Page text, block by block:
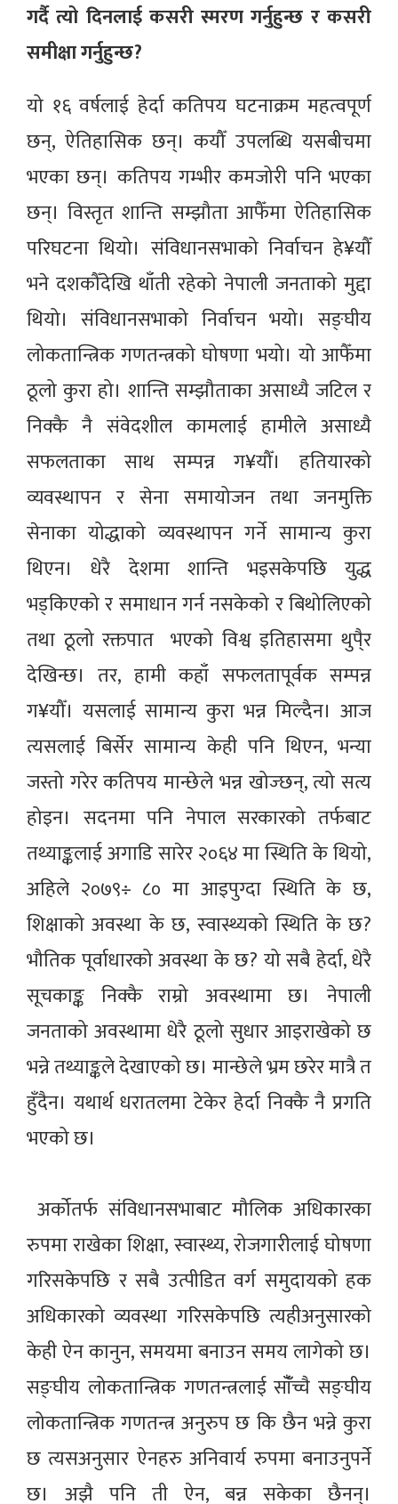
गर्दै त्यो दिनलाई कसरी स्मरण गर्नुहुन्छ र कसरी
समीक्षा गर्नुहुन्छ?
यो १६ वर्षलाई हेर्दा कतिपय घटनाक्रम महत्वपूर्ण
छन्, ऐतिहासिक छन्। कयौँ उपलब्धि यसबीचमा
भएका छन्। कतिपय गम्भीर कमजोरी पनि भएका
छन्। विस्तृत शान्ति सम्झौता आफैँमा ऐतिहासिक
परिघटना थियो। संविधानसभाको निर्वाचन हे¥यौँ
भने दशकौँदेखि थाँती रहेको नेपाली जनताको मुद्दा
थियो। संविधानसभाको निर्वाचन भयो। सङ्घीय
लोकतान्त्रिक गणतन्त्रको घोषणा भयो। यो आफैँमा
ठूलो कुरा हो। शान्ति सम्झौताका असाध्यै जटिल र
निक्कै नै संवेदशील कामलाई हामीले असाध्यै
सफलताका साथ सम्पन्न ग¥यौँ। हतियारको
व्यवस्थापन र सेना समायोजन तथा जनमुक्ति
सेनाका योद्धाको व्यवस्थापन गर्ने सामान्य कुरा
थिएन। धेरै देशमा शान्ति भइसकेपछि युद्ध
भड्किएको र समाधान गर्न नसकेको र बिथोलिएको
तथा ठूलो रक्तपात भएको विश्व इतिहासमा थुपै्र
देखिन्छ। तर, हामी कहाँ सफलतापूर्वक सम्पन्न
ग¥यौँ। यसलाई सामान्य कुरा भन्न मिल्दैन। आज
त्यसलाई बिर्सेर सामान्य केही पनि थिएन, भन्या
जस्तो गरेर कतिपय मान्छेले भन्न खोज्छन्, त्यो सत्य
होइन। सदनमा पनि नेपाल सरकारको तर्फबाट
तथ्याङ्कलाई अगाडि सारेर २०६४ मा स्थिति के थियो,
अहिले २०७९÷ ८० मा आइपुग्दा स्थिति के छ,
शिक्षाको अवस्था के छ, स्वास्थ्यको स्थिति के छ?
भौतिक पूर्वाधारको अवस्था के छ? यो सबै हेर्दा, धेरै
सूचकाङ्क निक्कै राम्रो अवस्थामा छ। नेपाली
जनताको अवस्थामा धेरै ठूलो सुधार आइराखेको छ
भन्ने तथ्याङ्कले देखाएको छ। मान्छेले भ्रम छरेर मात्रै त
हुँदैन। यथार्थ धरातलमा टेकेर हेर्दा निक्कै नै प्रगति
भएको छ।
अर्कोतर्फ संविधानसभाबाट मौलिक अधिकारका
रुपमा राखेका शिक्षा, स्वास्थ्य, रोजगारीलाई घोषणा
गरिसकेपछि र सबै उत्पीडित वर्ग समुदायको हक
अधिकारको व्यवस्था गरिसकेपछि त्यहीअनुसारको
केही ऐन कानुन, समयमा बनाउन समय लागेको छ।
सङ्घीय लोकतान्त्रिक गणतन्त्रलाई साँँच्चै सङ्घीय
लोकतान्त्रिक गणतन्त्र अनुरुप छ कि छैन भन्ने कुरा
छ त्यसअनुसार ऐनहरु अनिवार्य रुपमा बनाउनुपर्ने
छ। अझै पनि ती ऐन, बन्न सकेका छैनन्।